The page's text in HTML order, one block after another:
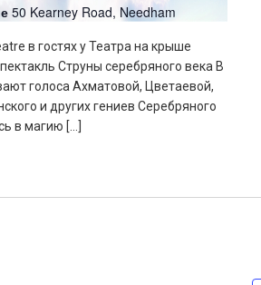
50 Kearney Road, Needham
в гостях у Театра на крыше
Струны серебряного века В
голоса Ахматовой, Цветаевой,
и других гениев Серебряного
в магию […]